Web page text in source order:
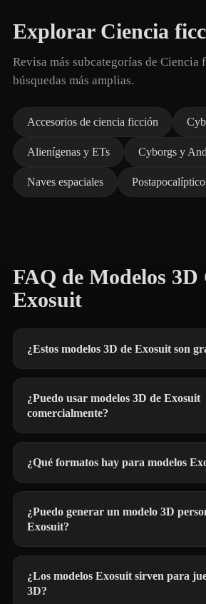
Explorar Ciencia
Revisa más subcategorías de Ciencia
búsquedas más amplias.
Accesorios de ciencia ficción
Alienígenas y ETs Cyborgs y
Naves espaciales Postapocalíptico
FAQ de Modelos 3D
Exosuit
¿Estos modelos 3D de Exosuit son
¿Puedo usar modelos 3D de Exosuit
comercialmente?
¿Qué formatos hay para modelos
¿Puedo generar un modelo 3D
Exosuit?
¿Los modelos Exosuit sirven para
3D?